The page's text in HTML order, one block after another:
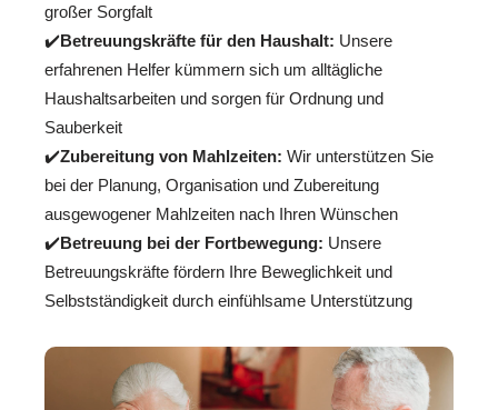
großer Sorgfalt
✔️Betreuungskräfte für den Haushalt: Unsere
erfahrenen Helfer kümmern sich um alltägliche
Haushaltsarbeiten und sorgen für Ordnung und
Sauberkeit
✔️Zubereitung von Mahlzeiten: Wir unterstützen Sie
bei der Planung, Organisation und Zubereitung
ausgewogener Mahlzeiten nach Ihren Wünschen
✔️Betreuung bei der Fortbewegung: Unsere
Betreuungskräfte fördern Ihre Beweglichkeit und
Selbstständigkeit durch einfühlsame Unterstützung